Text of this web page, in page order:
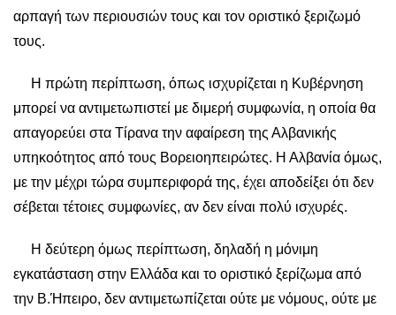
αρπαγή των περιουσιών τους και τον οριστικό ξεριζωμό
τους.
Η πρώτη περίπτωση, όπως ισχυρίζεται η Κυβέρνηση
μπορεί να αντιμετωπιστεί με διμερή συμφωνία, η οποία θα
απαγορεύει στα Τίρανα την αφαίρεση της Αλβανικής
υπηκοότητος από τους Βορειοηπειρώτες. Η Αλβανία όμως,
με την μέχρι τώρα συμπεριφορά της, έχει αποδείξει ότι δεν
σέβεται τέτοιες συμφωνίες, αν δεν είναι πολύ ισχυρές.
Η δεύτερη όμως περίπτωση, δηλαδή η μόνιμη
εγκατάσταση στην Ελλάδα και το οριστικό ξερίζωμα από
την Β.Ήπειρο, δεν αντιμετωπίζεται ούτε με νόμους, ούτε με